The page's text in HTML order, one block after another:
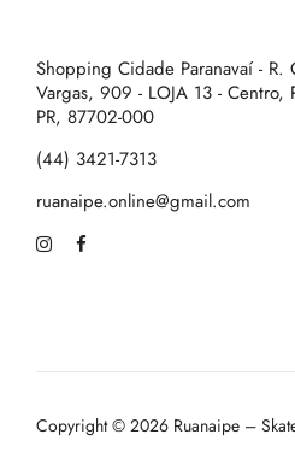
Shopping Cidade Paranavaí - R.
Vargas, 909 - LOJA 13 - Centro,
PR, 87702-000
(44) 3421-7313
ruanaipe.online@gmail.com
Copyright © 2026 Ruanaipe –